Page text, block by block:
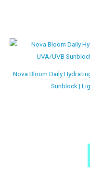
Nova Bloom Daily
Sunblock |